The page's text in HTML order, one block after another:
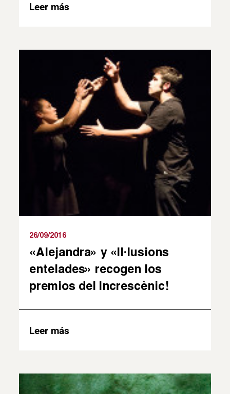
Leer más
26/09/2016
«Alejandra» y «Il·lusions
entelades» recogen los
premios del Increscènic!
Leer más